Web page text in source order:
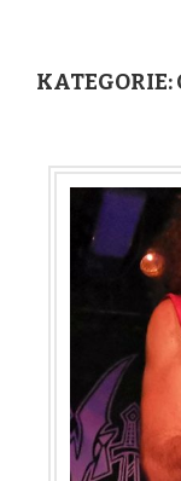
KATEGORIE: